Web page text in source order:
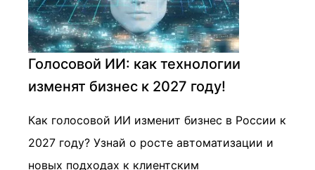
Голосовой ИИ: как технологии
изменят бизнес к 2027 году!
Как голосовой ИИ изменит бизнес в России к
2027 году? Узнай о росте автоматизации и
новых подходах к клиентским